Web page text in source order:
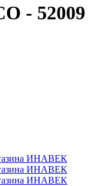
- 52009